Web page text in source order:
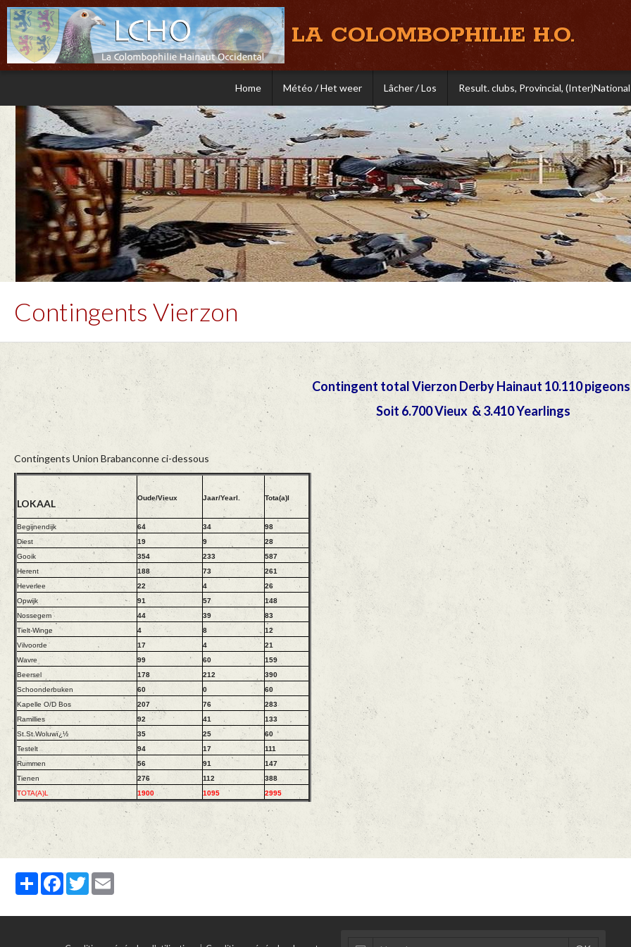
LA COLOMBOPHILIE H.O.
Home Météo / Het weer Lâcher / Los Result. clubs, Provincial, (Inter)National
Contingents Vierzon
Contingent total Vierzon Derby Hainaut 10.110
Soit 6.700 Vieux & 3.410 Yearlings
Contingents Union Brabanconne ci-dessous
LOKAAL Oude/Vieux Jaar/Yearl. Tota(a)l
Begijnendijk 64 34
98
Diest
19 9
28
Gooik
354 233
587
Herent
188 73
261
Heverlee
22 4
26
Opwijk
91 57
148
Nossegem
44 39
83
Tielt-Winge
4 8
12
Vilvoorde
17 4
21
Wavre
99 60
159
Beersel
178 212
390
Schoonderbuken
60 0
60
Kapelle O/D Bos
207 76
283
Ramillies
92 41
133
St.St.Woluwï¿½
35 25
60
Testelt
94 17
111
Rummen
56 91
147
Tienen
276 112
388
TOTA(A)L
1900 1095 2995
PartagerFacebook
Twitter